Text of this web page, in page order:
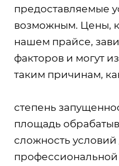
предоставляемые
возможным. Цены,
нашем прайсе,
факторов и могут
таким причинам,
степень
площадь
сложность
профессиональной